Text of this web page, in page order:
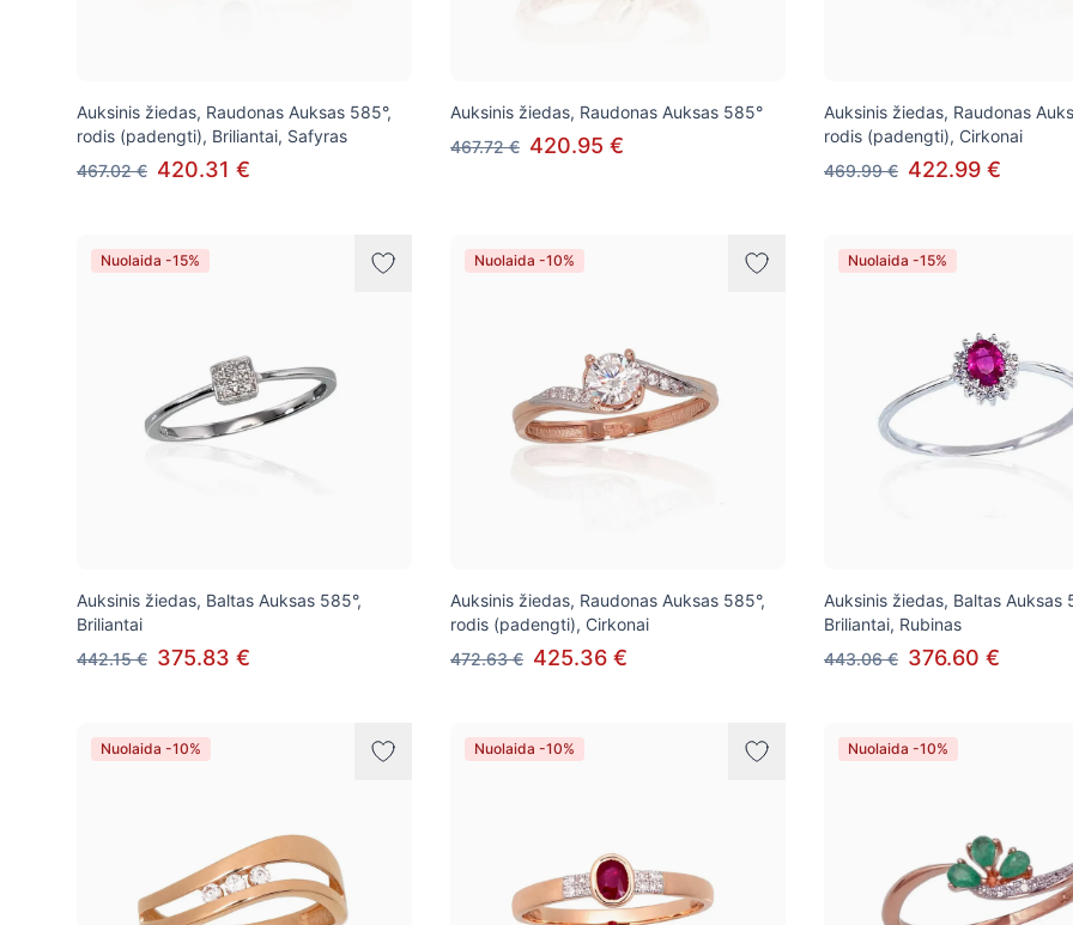
Auksinis žiedas, Raudonas Auksas 585°,
rodis (padengti), Briliantai, Safyras
467.02 € 420.31 €
Auksinis žiedas, Raudonas Auksas 585°
467.72 € 420.95 €
Auksinis žiedas, Raudonas
rodis (padengti), Cirkonai
469.99 € 422.99 €
Nuolaida -15%
Auksinis žiedas, Baltas Auksas 585°,
Briliantai
442.15 € 375.83 €
Nuolaida -10%
Auksinis žiedas, Raudonas Auksas 585°,
rodis (padengti), Cirkonai
472.63 € 425.36 €
Nuolaida -15%
Auksinis žiedas, Baltas Auksas
Briliantai, Rubinas
443.06 € 376.60 €
Nuolaida -10% Nuolaida -10% Nuolaida -10%